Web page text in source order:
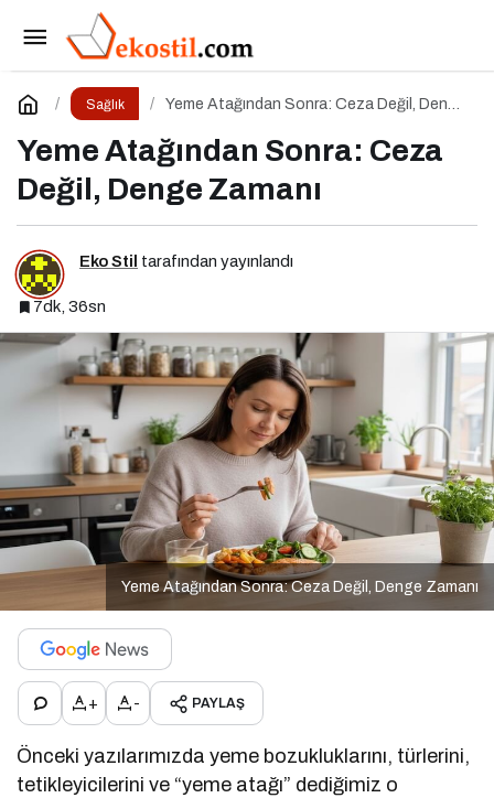
Sağlık
Yeme Atağından Sonra: Ceza Değil, Denge
Yeme Atağından Sonra: Ceza
Değil, Denge Zamanı
Eko Stil tarafından yayınlandı
7dk, 36sn
Yeme Atağından Sonra: Ceza Değil, Denge Zamanı
+ - PAYLAŞ
Önceki yazılarımızda yeme bozukluklarını, türlerini,
tetikleyicilerini ve “yeme atağı” dediğimiz o
Yeme Bozukluklarında Yeme Ataklarını Nasıl
Engellerim?
Yorum Yap